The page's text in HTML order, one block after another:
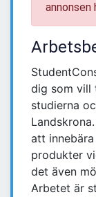
annonsen
dig som vill
studierna
att
produkter
det även
Arbetet är